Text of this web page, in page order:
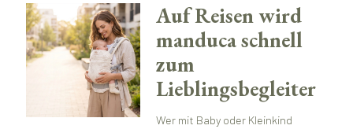
Auf Reisen wird
manduca schnell
zum
Lieblingsbegleiter
Wer mit Baby oder Kleinkind